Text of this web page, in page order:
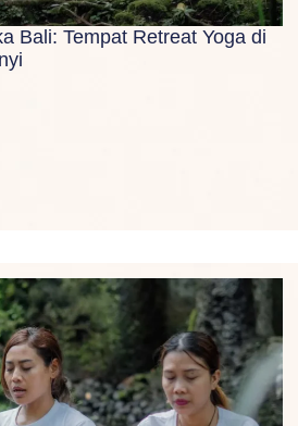
Bali: Tempat Retreat Yoga di